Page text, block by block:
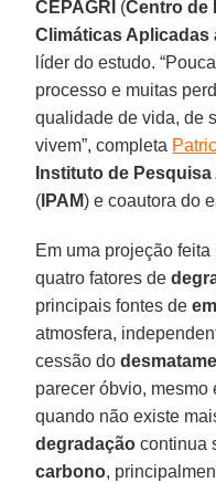
CEPAGRI (Centro de
Climáticas Aplicadas
líder do estudo.
processo e muitas
qualidade de vida, de
vivem”, completa
Instituto de
( IPAM) e coautora do
Em uma projeção
quatro fatores de
principais fontes de
atmosfera,
cessão do
parecer óbvio, mesmo
quando não existe
degradação continua
carbono,